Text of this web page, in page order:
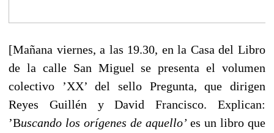
[Mañana viernes, a las 19.30, en la Casa del Libro
de la calle San Miguel se presenta el volumen
colectivo ’XX’ del sello Pregunta, que dirigen
Reyes Guillén y David Francisco. Explican:
’Buscando los orígenes de aquello’es un libro que